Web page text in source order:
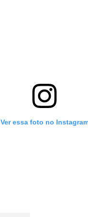
Ver essa foto no